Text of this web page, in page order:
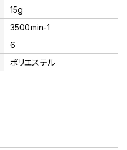
15g
3500min-1
6
ポリエステル